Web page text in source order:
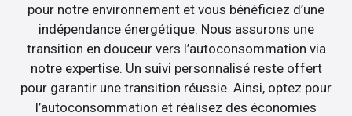
pour notre environnement et vous bénéficiez d’une
indépendance énergétique. Nous assurons une
transition en douceur vers l’autoconsommation via
notre expertise. Un suivi personnalisé reste offert
pour garantir une transition réussie. Ainsi, optez pour
l’autoconsommation et réalisez des économies